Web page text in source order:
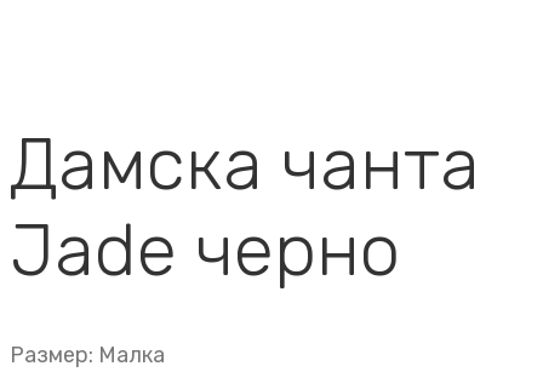
Дамска чанта
Jade черно
Размер: Малка